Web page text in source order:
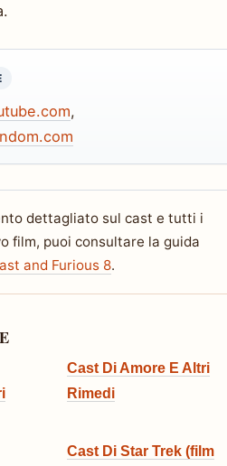
,
dettagliato sul cast e tutti i
film, puoi consultare la guida
and Furious 8.
Cast Di Amore E Altri
Rimedi
Cast Di Star Trek (film